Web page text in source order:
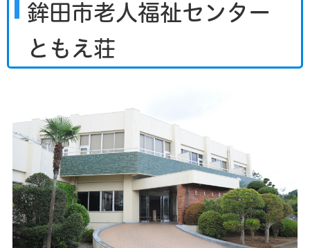
鉾田市老人福祉センター
ともえ荘